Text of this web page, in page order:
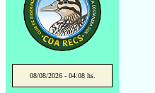
08/08/2026 - 04:08 hs.